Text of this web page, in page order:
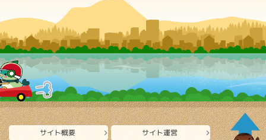
サイト概要 サイト運営